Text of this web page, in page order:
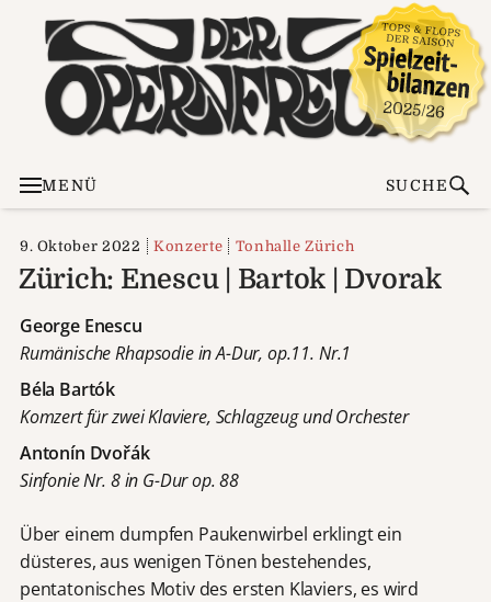
MENÜ SUCHE
9. Oktober 2022 Konzerte Tonhalle Zürich
Zürich: Enescu | Bartok | Dvorak
George Enescu
Rumänische Rhapsodie in A-Dur, op.11. Nr.1
Béla Bartók
Komzert für zwei Klaviere, Schlagzeug und Orchester
Antonín Dvořák
Sinfonie Nr. 8 in G-Dur op. 88
Über einem dumpfen Paukenwirbel erklingt ein
düsteres, aus wenigen Tönen bestehendes,
pentatonisches Motiv des ersten Klaviers, es wird